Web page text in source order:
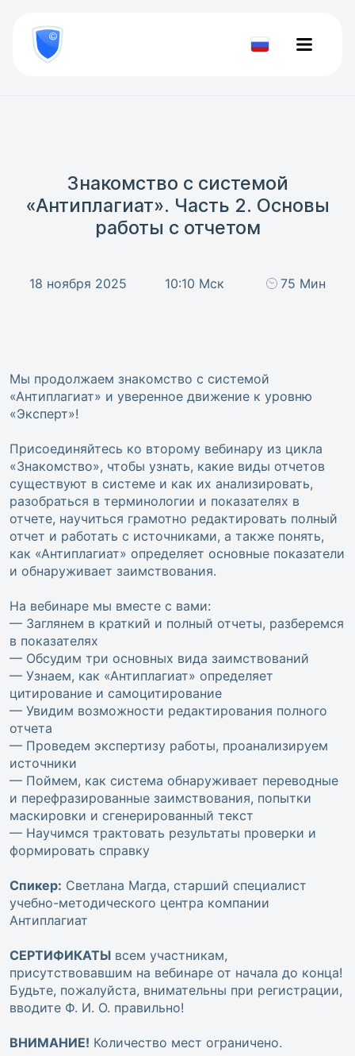
800
777-
81-Проверить
Знакомство с системой
«Антиплагиат». Часть 2. Основы
работы с отчетом
18 ноября 2025 10:10 Мск 75 Мин
Мы продолжаем знакомство с системой
«Антиплагиат» и уверенное движение к уровню
«Эксперт»!
Присоединяйтесь ко второму вебинару из цикла
«Знакомство», чтобы узнать, какие виды отчетов
существуют в системе и как их анализировать,
разобраться в терминологии и показателях в
отчете, научиться грамотно редактировать полный
отчет и работать с источниками, а также понять,
как «Антиплагиат» определяет основные показатели
и обнаруживает заимствования.
На вебинаре мы вместе с вами:
— Заглянем в краткий и полный отчеты, разберемся
в показателях
— Обсудим три основных вида заимствований
— Узнаем, как «Антиплагиат» определяет
цитирование и самоцитирование
— Увидим возможности редактирования полного
отчета
— Проведем экспертизу работы, проанализируем
источники
— Поймем, как система обнаруживает переводные
и перефразированные заимствования, попытки
маскировки и сгенерированный текст
— Научимся трактовать результаты проверки и
формировать справку
Спикер: Светлана Магда, старший специалист
учебно-методического центра компании
Антиплагиат
СЕРТИФИКАТЫ всем участникам,
присутствовавшим на вебинаре от начала до конца!
Будьте, пожалуйста, внимательны при регистрации,
вводите Ф. И. О. правильно!
ВНИМАНИЕ! Количество мест ограничено.